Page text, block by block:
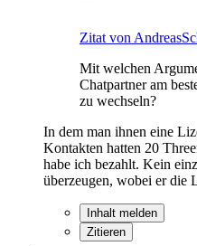
Zitat von
Mit welchen
Chatpartner am
zu wechseln?
In dem man ihnen eine
Kontakten hatten 20
habe ich bezahlt. Kein
überzeugen, wobei er die
Inhalt melden
Zitieren